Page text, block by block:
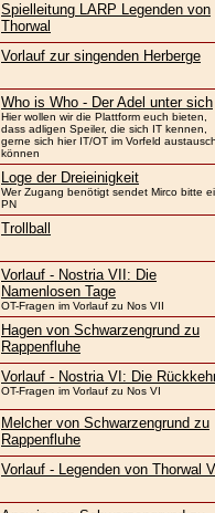
Spielleitung LARP Legenden von
Thorwal
Vorlauf zur singenden Herberge
Who is Who - Der Adel unter sich
Hier wollen wir die Plattform euch bieten,
dass adligen Speiler, die sich IT kennen,
gerne sich hier IT/OT im Vorfeld
können
Loge der Dreieinigkeit
Wer Zugang benötigt sendet Mirco bitte
PN
Trollball
Vorlauf - Nostria VII: Die
Namenlosen Tage
OT-Fragen im Vorlauf zu Nos VII
Hagen von Schwarzengrund zu
Rappenfluhe
Vorlauf - Nostria VI: Die
OT-Fragen im Vorlauf zu Nos VI
Melcher von Schwarzengrund zu
Rappenfluhe
Vorlauf - Legenden von Thorwal